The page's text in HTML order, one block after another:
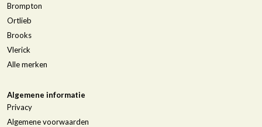
Brompton
Ortlieb
Brooks
Vlerick
Alle merken
Algemene informatie
Privacy
Algemene voorwaarden